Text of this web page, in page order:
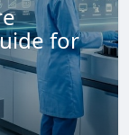
for